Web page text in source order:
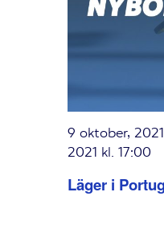
Läger i
9 oktober,
2021 kl. 17:00